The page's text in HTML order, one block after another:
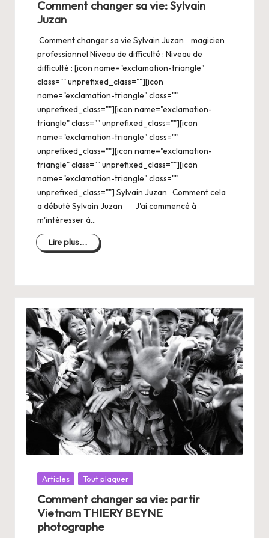
Comment changer sa vie: Sylvain
Juzan
Comment changer sa vie Sylvain Juzan magicien
professionnel Niveau de difficulté : Niveau de
difficulté : [icon name="exclamation-triangle"
class="" unprefixed_class=""][icon
name="exclamation-triangle" class=""
unprefixed_class=""][icon name="exclamation-
triangle" class="" unprefixed_class=""][icon
name="exclamation-triangle" class=""
unprefixed_class=""][icon name="exclamation-
triangle" class="" unprefixed_class=""][icon
name="exclamation-triangle" class=""
unprefixed_class=""] Sylvain Juzan Comment cela
a débuté Sylvain Juzan J'ai commencé à
m'intéresser à…
Lire plus...
Posté
Articles Tout plaquer
Comment changer sa vie: partir
Vietnam THIERY BEYNE
photographe